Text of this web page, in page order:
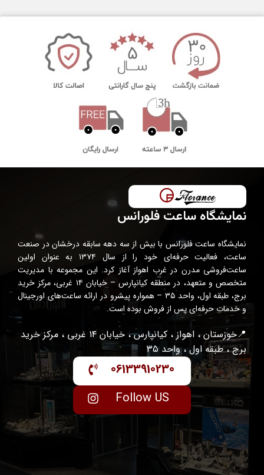
نمایشگاه ساعت فلورانس
نمایشگاه ساعت فلورانس با بیش از سه دهه سابقه درخشان در صنعت
ساعت، فعالیت حرفه‌ای خود را از سال ۱۳۷۴ به عنوان اولین
ساعت‌فروشی مدرن در غرب اهواز آغاز کرد. این مجموعه با مدیریت
متخصص و متعهد، در منطقه کیانپارس – خیابان ۱۴ غربی، مرکز خرید
برج، طبقه اول، واحد ۳۵ – همواره پیشرو در ارائه ساعت‌های اورجینال
و خدمات حرفه‌ای پس از فروش بوده است.
📍خوزستان ، اهواز ، کیانپارس ، خیابان ۱۴ غربی ، مرکز خرید
برج ، طبقه اول ، واحد ۳۵
06133910230
Follow US